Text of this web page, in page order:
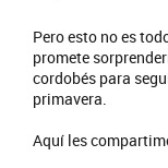
Pero esto no es
promete
cordobés para
primavera.
Aquí les